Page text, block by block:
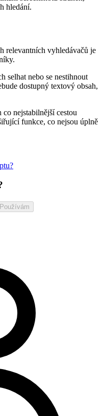
hledání.
relevantních vyhledávačů je
selhat nebo se nestihnout
dostupný textový obsah,
co nejstabilnější cestou
funkce, co nejsou úplně
Používám